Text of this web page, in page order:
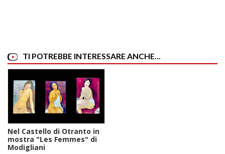
TI POTREBBE INTERESSARE ANCHE...
Nel Castello di Otranto in
mostra "Les Femmes" di
Modigliani